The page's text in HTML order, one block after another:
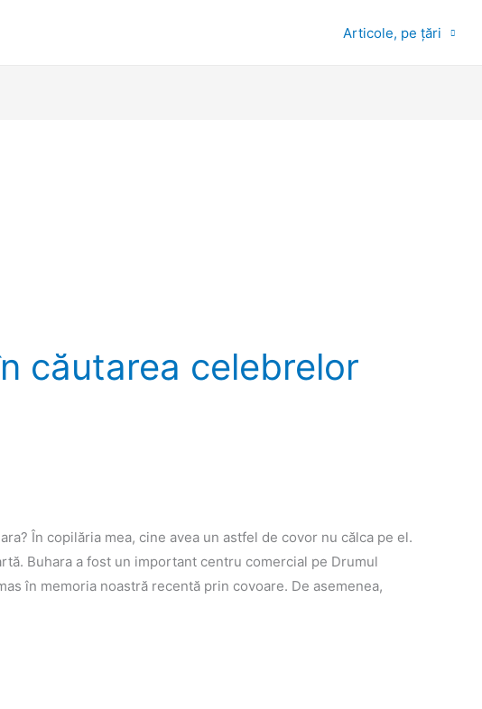
Articole, pe țări
căutarea celebrelor
În copilăria mea, cine avea un astfel de covor nu călca pe el.
Buhara a fost un important centru comercial pe Drumul
în memoria noastră recentă prin covoare. De asemenea,